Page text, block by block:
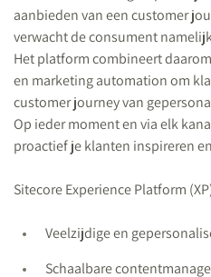
aanbieden van een customer
verwacht de consument
Het platform combineert
en marketing automation om
customer journey van
Op ieder moment en via elk
proactief je klanten inspireren
Sitecore Experience Platform
Veelzijdige en
Schaalbare